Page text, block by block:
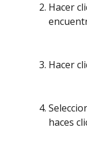
Hacer
Hacer
haces